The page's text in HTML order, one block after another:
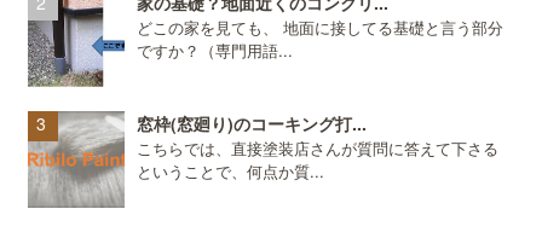
どこの家を見ても、 地面に接してる基礎と言う部分
ですか？（専門用語...
窓枠(窓廻り)のコーキング打...
こちらでは、直接塗装店さんが質問に答えて下さる
ということで、何点か質...